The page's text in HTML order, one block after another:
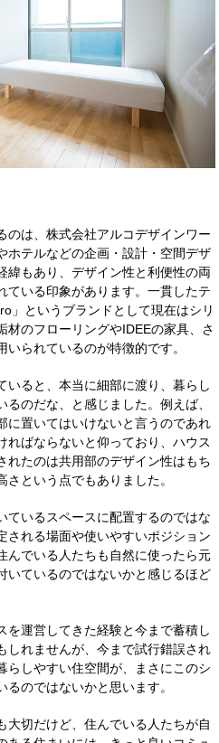
のは、株式会社アルコデザインワー
ホテルなどの企画・設計・空間デザ
緯もあり、デザイン性と利便性の両
ている印象があります。一貫したテ
」というブランドとして現在はシリ
材のフローリングやIDEEの家具、さ
られているのが特徴的です。
いると、本当に細部に渡り、暮らし
のだな、と感じました。例えば、
に置いてはいけないと言うのであれ
ればならないと仰っており、ハウス
れたのは共用部のデザイン性はもち
という点でもありました。
ているスペースに配置するのではな
される場面や使いやすいポジション
んでいる人たちも自然に使ったら元
いているのではないかと感じるほど
を運営してきた経験と今まで蓄積し
しれませんが、今まで試行錯誤され
らしやすい住空間が、まさにこのシ
のではないかと思います。
大切だけど、住んでいる人たちが自